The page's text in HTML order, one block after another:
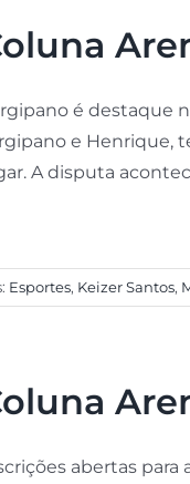
é destaque
e Henrique,
A disputa
Esportes, Keizer Santos,
abertas para